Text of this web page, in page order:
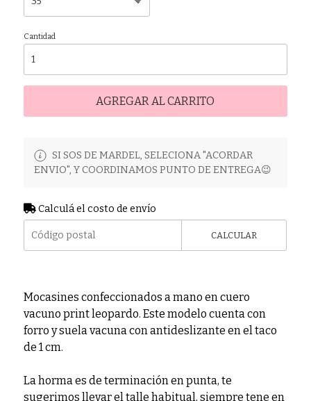
Cantidad
AGREGAR AL CARRITO
SI SOS DE MARDEL, SELECIONA "ACORDAR
ENVIO", Y COORDINAMOS PUNTO DE ENTREGA😉
Calculá el costo de envío
CALCULAR
Mocasines confeccionados a mano en cuero
vacuno print leopardo. Este modelo cuenta con
forro y suela vacuna con antideslizante en el taco
de 1 cm.
La horma es de terminación en punta, te
sugerimos llevar el talle habitual, siempre tene en